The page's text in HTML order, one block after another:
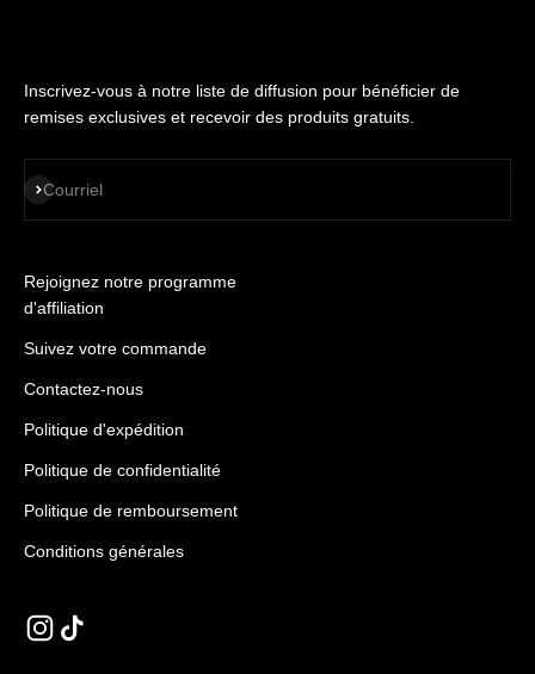
Inscrivez-vous à notre liste de diffusion pour bénéficier de
remises exclusives et recevoir des produits gratuits.
Courriel
S'ABONNER
Rejoignez notre programme
d'affiliation
Suivez votre commande
Contactez-nous
Politique d'expédition
Politique de confidentialité
Politique de remboursement
Conditions générales